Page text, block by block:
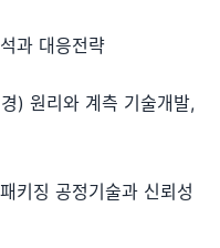
과 대응전략
) 원리와 계측 기술개발,
키징 공정기술과 신뢰성